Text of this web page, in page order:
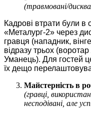
(травмовані/
Кадрові втрати були
«Металург-2» через
гравця (нападник,
відразу трьох
Уманець). Для гостей
їх дещо
Майстерність в
(гравці,
несподівані, але